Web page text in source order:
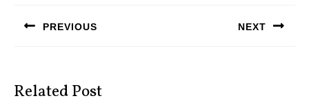
записям
PREVIOUS NEXT
Related Post